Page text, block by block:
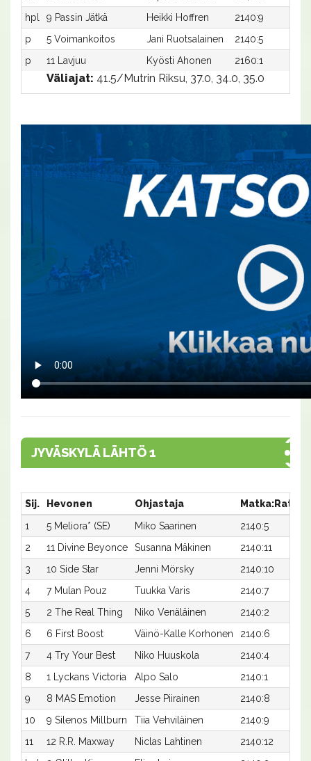
hpl
9 Passin Jätkä Heikki Hoffren 2140:9
p
5 Voimankoitos Jani Ruotsalainen 2140:5
p
11 Lavjuu Kyösti Ahonen 2160:1
Väliajat: 41.5/Mutrin Riksu, 37.0, 34.0, 35.0
JYVÄSKYLÄ LÄHTÖ 1
Sij. Hevonen Ohjastaja Matka:Rata
1
5 Meliora* (SE) Miko Saarinen 2140:5
2
11 Divine Beyonce Susanna Mäkinen 2140:11
3
10 Side Star Jenni Mörsky 2140:10
4
7 Mulan Pouz Tuukka Varis 2140:7
5
2 The Real Thing Niko Venäläinen 2140:2
6
6 First Boost Väinö-Kalle Korhonen 2140:6
7
4 Try Your Best Niko Huuskola 2140:4
8
1 Lyckans Victoria Alpo Salo 2140:1
9
8 MAS Emotion Jesse Piirainen 2140:8
10
9 Silenos Millburn Tiia Vehviläinen 2140:9
11
12 R.R. Maxway Niclas Lahtinen 2140:12